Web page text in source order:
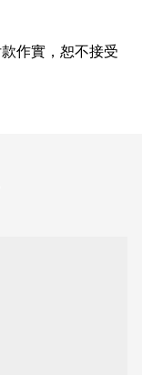
作實，恕不接受